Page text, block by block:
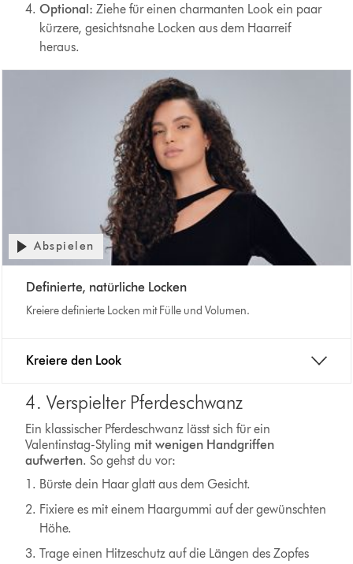
Optional: Ziehe für einen charmanten Look ein paar
kürzere, gesichtsnahe Locken aus dem Haarreif
heraus.
Abspielen
Definierte, natürliche Locken
Kreiere definierte Locken mit Fülle und Volumen.
Kreiere den Look
4. Verspielter Pferdeschwanz
Ein klassischer Pferdeschwanz lässt sich für ein
Valentinstag-Styling mit wenigen Handgriffen
aufwerten. So gehst du vor:
Bürste dein Haar glatt aus dem Gesicht.
Fixiere es mit einem Haargummi auf der gewünschten
Höhe.
Trage einen Hitzeschutz auf die Längen des Zopfes